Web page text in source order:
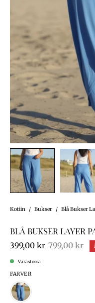
Kotiin / Bukser / Blå Bukser
BLÅ BUKSER LAYER
399,00 kr 799,00 kr
Varastossa
FARVER